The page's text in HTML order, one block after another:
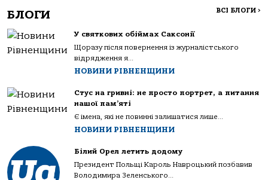
БЛОГИ ВСІ БЛОГИ >
У святкових обіймах Саксонії
Щоразу після повернення із журналістського
відрядження я...
НОВИНИ РІВНЕНЩИНИ
Стус на гривні: не просто портрет, а питання
нашої пам’яті
Є імена, які не повинні залишатися лише...
НОВИНИ РІВНЕНЩИНИ
Білий Орел летить додому
Президент Польщі Кароль Навроцький позбавив
Володимира Зеленського...